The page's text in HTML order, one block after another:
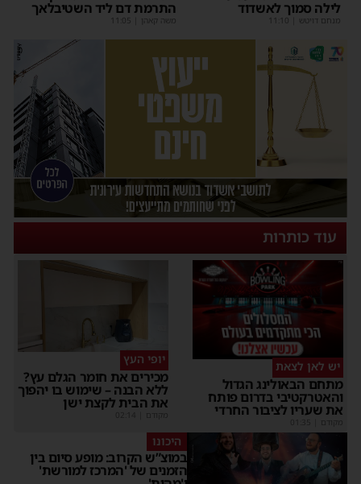
לילה סמוך לאשדוד
מנחם דויטש 11:10
התרמת דם ליד השטיבלאך
משה קאהן 11:05
עוד כותרות
יש לאן לצאת
מתחם הבאולינג הגדול
והאטרקטיבי בדרום פותח
את שעריו לציבור החרדי
מקודם
יופי העץ
מכירים את חומר הגלם עץ?
ללא הבנה – שימוש בו יהפוך
את הבית לקצת ישן
מקודם
היכונו
במוצ”ש הקרוב: מופע סיום בין
הזמנים של 'המרכז למורשת'